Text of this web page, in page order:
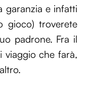
garanzia e infatti
gioco) troverete
padrone. Fra il
viaggio che farà,